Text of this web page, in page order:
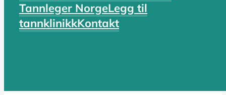
Tannleger NorgeLegg til
tannklinikkKontakt